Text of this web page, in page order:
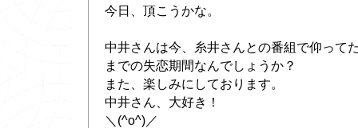
今日、頂こうかな。
中井さんは今、糸井さんとの番組で仰って
までの失恋期間なんでしょうか？
また、楽しみにしております。
中井さん、大好き！
＼(^o^)／